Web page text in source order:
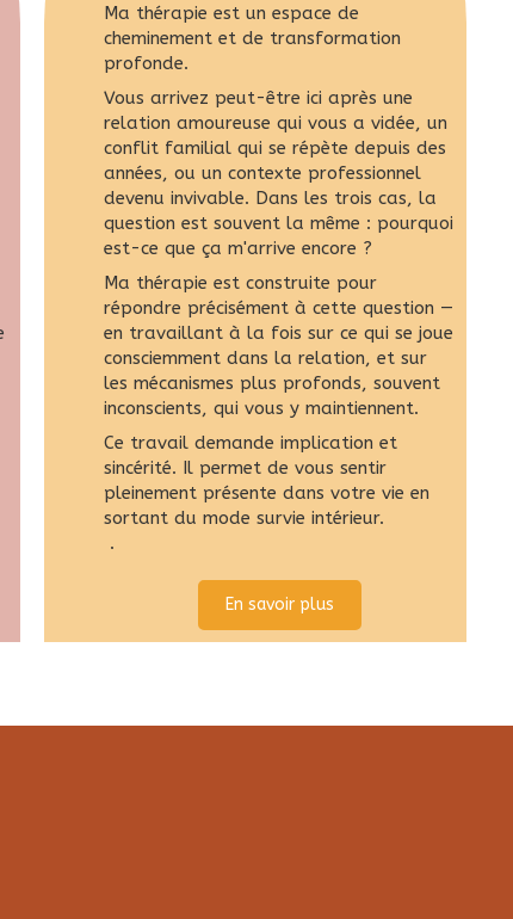
Ma thérapie est un espace de
cheminement et de transformation
profonde.
Vous arrivez peut-être ici après une
relation amoureuse qui vous a vidée, un
conflit familial qui se répète depuis des
années, ou un contexte professionnel
devenu invivable. Dans les trois cas, la
question est souvent la même : pourquoi
est-ce que ça m'arrive encore ?
Ma thérapie est construite pour
répondre précisément à cette question —
en travaillant à la fois sur ce qui se joue
consciemment dans la relation, et sur
les mécanismes plus profonds, souvent
inconscients, qui vous y maintiennent.
Ce travail demande implication et
sincérité. Il permet de vous sentir
pleinement présente dans votre vie en
sortant du mode survie intérieur.
.
En savoir plus